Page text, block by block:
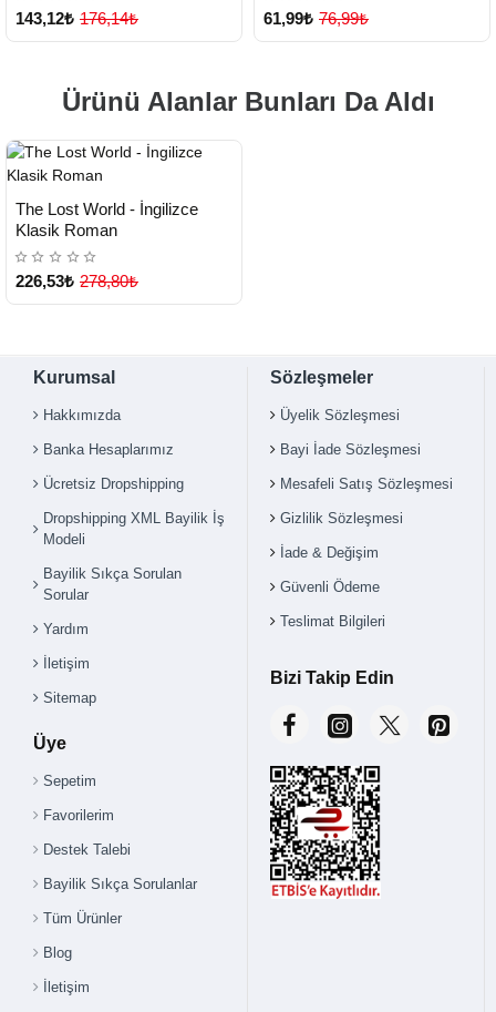
143,12₺ 176,14₺ 61,99₺ 76,99₺
Ürünü Alanlar Bunları Da Aldı
HIZLI
TESLİMAT
Çok Satılan Ürün
The Lost World - İngilizce
Klasik Roman
226,53₺ 278,80₺
Kurumsal
Hakkımızda
Banka Hesaplarımız
Ücretsiz Dropshipping
Dropshipping XML Bayilik İş
Modeli
Bayilik Sıkça Sorulan
Sorular
Yardım
İletişim
Sitemap
Üye
Sepetim
Favorilerim
Destek Talebi
Bayilik Sıkça Sorulanlar
Tüm Ürünler
Blog
İletişim
Sözleşmeler
Üyelik Sözleşmesi
Bayi İade Sözleşmesi
Mesafeli Satış Sözleşmesi
Gizlilik Sözleşmesi
İade & Değişim
Güvenli Ödeme
Teslimat Bilgileri
Bizi Takip Edin